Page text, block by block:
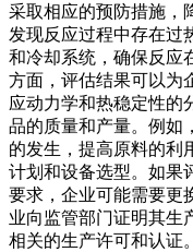
采取相应的预防措施，
发现反应过程中存在过
和冷却系统，确保反应
方面，评估结果可以为
应动力学和热稳定性的
品的质量和产量。例如
的发生，提高原料的利
计划和设备选型。如果
要求，企业可能需要更
业向监管部门证明其生
相关的生产许可和认证。